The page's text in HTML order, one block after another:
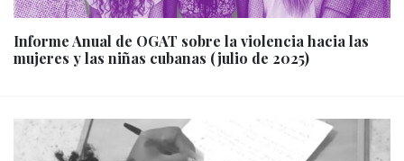
Informe Anual de OGAT sobre la violencia hacia las
mujeres y las niñas cubanas (julio de 2025)